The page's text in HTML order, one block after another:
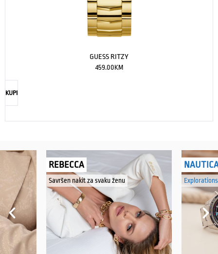
GUESS RITZY
459.00KM
KUPI
REBECCA
Savršen nakit za svaku ženu